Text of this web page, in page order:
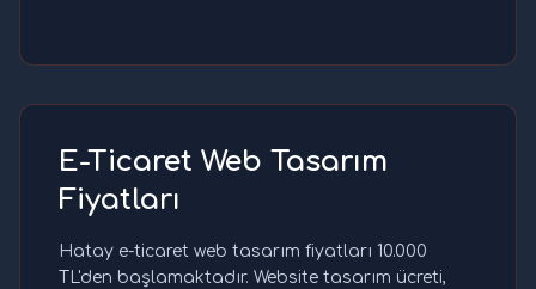
E-Ticaret Web Tasarım
Fiyatları
Hatay e-ticaret web tasarım fiyatları 10.000
TL'den başlamaktadır. Website tasarım ücreti,